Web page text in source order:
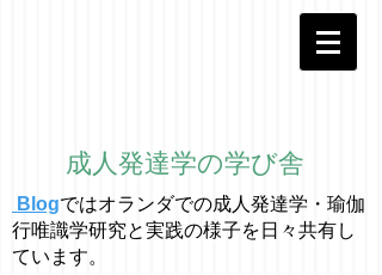
成人発達学の学び舎
Blogではオラ ンダでの成人発達学・ 瑜伽
行唯識学研究と実践の様子を日々共有し
ています。